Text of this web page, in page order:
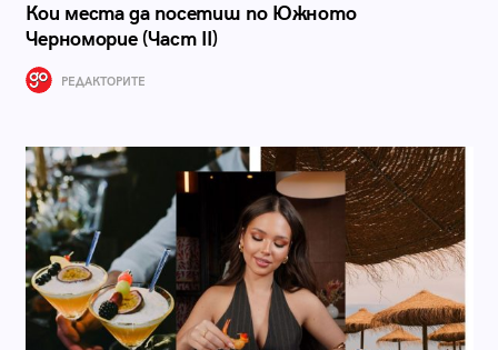
Кои места да посетиш по Южното
Черноморие (Част II)
РЕДАКТОРИТЕ